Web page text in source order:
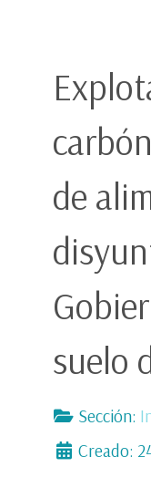
de
suelo
Sección:
Creado: